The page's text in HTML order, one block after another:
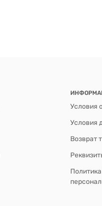
Условия
Условия
Возврат